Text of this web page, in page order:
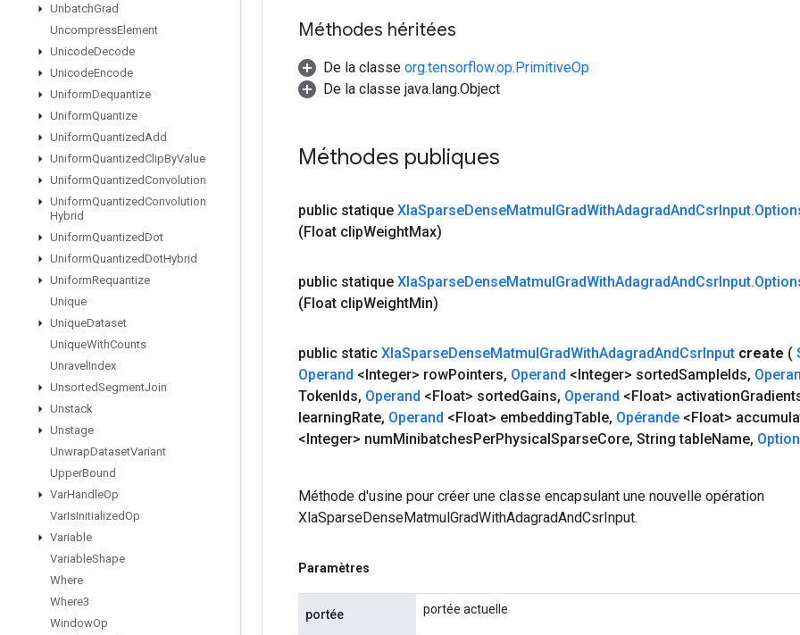
UnbatchGrad
UncompressElement
UnicodeDecode
UnicodeEncode
UniformDequantize
UniformQuantize
UniformQuantizedAdd
UniformQuantizedClipByValue
UniformQuantizedConvolution
UniformQuantizedConvolution
Hybrid
UniformQuantizedDot
UniformQuantizedDotHybrid
UniformRequantize
Unique
UniqueDataset
UniqueWithCounts
Unravel Index
UnsortedSegmentJoin
Unstack
Unstage
UnwrapDatasetVariant
UpperBound
VarHandleOp
VarIsInitializedOp
Variable
VariableShape
Where
Where3
WindowOp
Méthodes héritées
De la classe org.tensorflow.op.PrimitiveOp
De la classe java.lang.Object
Méthodes publiques
public statique XlaSparseDenseMatmulGradWithAdagradAndCsrInput.
(Float clipWeightMax)
public statique XlaSparseDenseMatmulGradWithAdagradAndCsrInput.
(Float clipWeightMin)
public static XlaSparseDenseMatmulGradWithAdagradAndCsrInput create (
Operand <Integer> rowPointers, Operand <Integer> sortedSampleIds,
TokenIds, Operand <Float> sortedGains, Operand <Float> activation
learningRate, Operand <Float> embeddingTable, Opérande <Float>
<Integer> numMinibatchesPerPhysicalSparseCore, String tableName,
Méthode d'usine pour créer une classe encapsulant une nouvelle opération
XlaSparseDenseMatmulGradWithAdagradAndCsrInput.
Paramètres
portée portée actuelle